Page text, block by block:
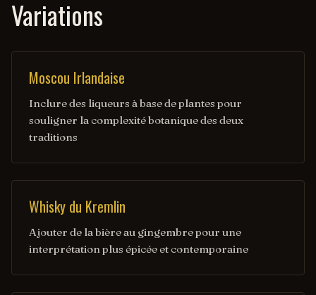
Variations
Moscou Irlandaise
Inclure des liqueurs à base de plantes pour
souligner la complexité botanique des deux
traditions
Whisky du Kremlin
Ajouter de la bière au gingembre pour une
interprétation plus épicée et contemporaine